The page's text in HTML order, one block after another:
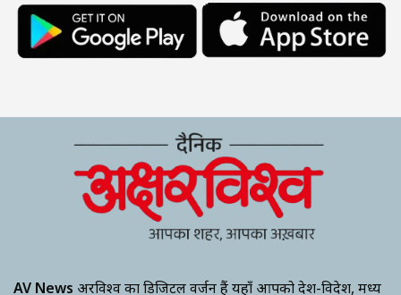
AV News अक्षरविश्व का डिजिटल वर्जन हैं यहाँ आपको देश-विदेश, मध्य